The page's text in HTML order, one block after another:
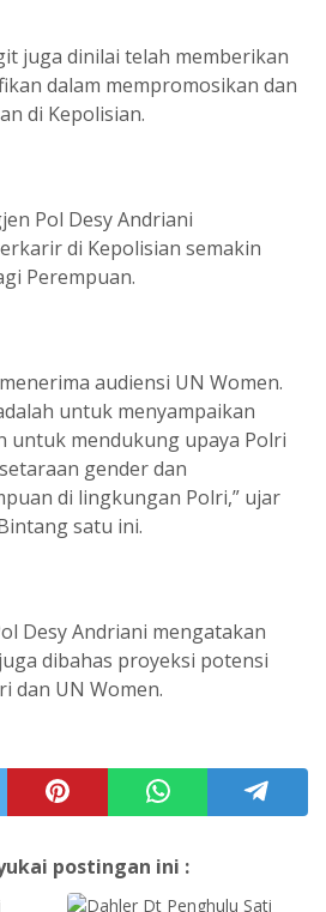
juga dinilai telah memberikan
dalam mempromosikan dan
di Kepolisian.
Pol Desy Andriani
di Kepolisian semakin
Perempuan.
audiensi UN Women.
untuk menyampaikan
untuk mendukung upaya Polri
gender dan
di lingkungan Polri,” ujar
satu ini.
Desy Andriani mengatakan
dibahas proyeksi potensi
dan UN Women.
postingan ini :